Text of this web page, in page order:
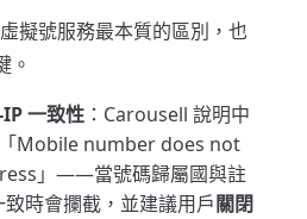
擬號服務最本質的區別，也
。
一致性 ：Carousell 說明中
Mobile number does not
」——當號碼歸屬國與註
時會攔截，並建議用戶關閉